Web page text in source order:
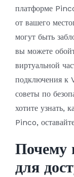
платформе
от вашего
могут быть
вы можете
виртуальной
подключения к
советы по
хотите узнать,
Pinco,
Почему
для